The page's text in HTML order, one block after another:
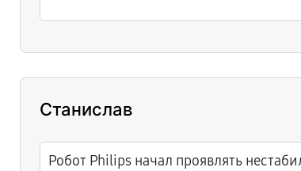
Станислав
Робот Philips начал проявлять